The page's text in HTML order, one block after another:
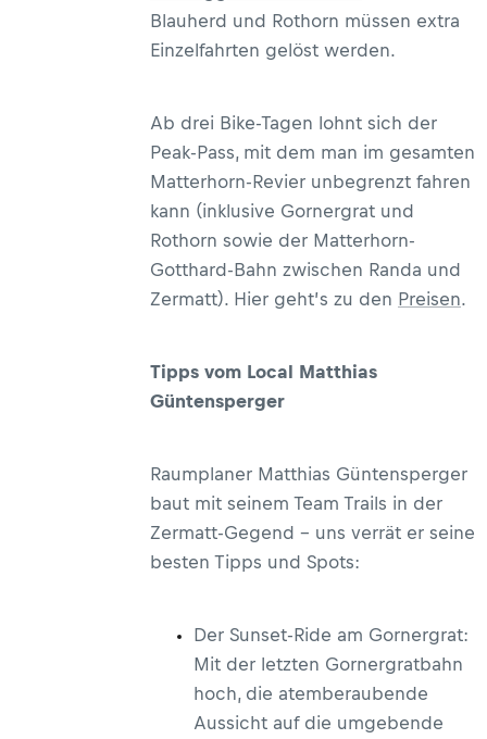
Blauherd und Rothorn müssen extra
Einzelfahrten gelöst werden.
Ab drei Bike-Tagen lohnt sich der
Peak-Pass, mit dem man im gesamten
Matterhorn-Revier unbegrenzt fahren
kann (inklusive Gornergrat und
Rothorn sowie der Matterhorn-
Gotthard-Bahn zwischen Randa und
Zermatt). Hier geht’s zu den Preisen.
Tipps vom Local Matthias
Güntensperger
Raumplaner Matthias Güntensperger
baut mit seinem Team Trails in der
Zermatt-Gegend – uns verrät er seine
besten Tipps und Spots:
Der Sunset-Ride am Gornergrat:
Mit der letzten Gornergratbahn
hoch, die atemberaubende
Aussicht auf die umgebende